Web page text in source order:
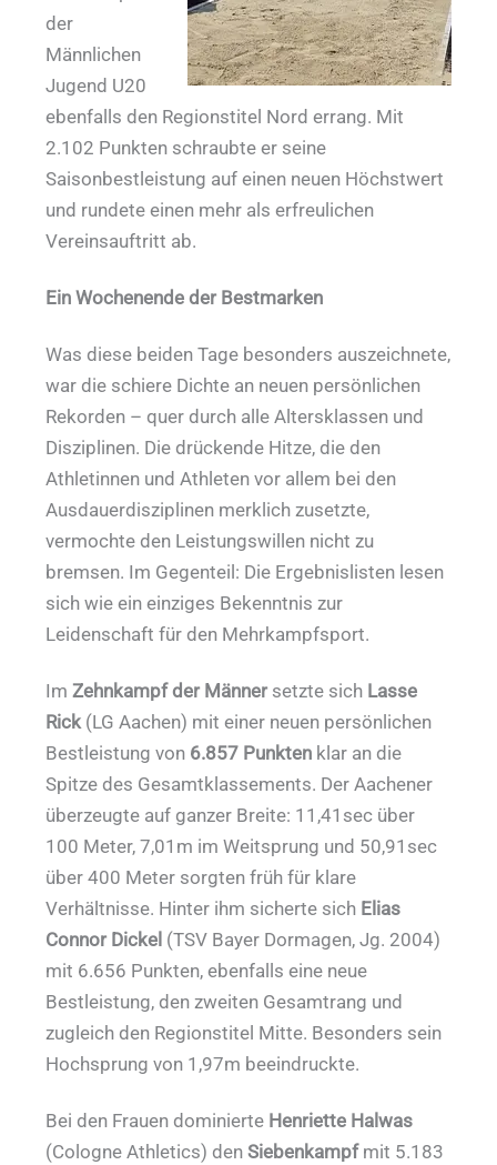
der
Männlichen
Jugend U20
ebenfalls den Regionstitel Nord errang. Mit
2.102 Punkten schraubte er seine
Saisonbestleistung auf einen neuen Höchstwert
und rundete einen mehr als erfreulichen
Vereinsauftritt ab.
Ein Wochenende der Bestmarken
Was diese beiden Tage besonders auszeichnete,
war die schiere Dichte an neuen persönlichen
Rekorden – quer durch alle Altersklassen und
Disziplinen. Die drückende Hitze, die den
Athletinnen und Athleten vor allem bei den
Ausdauerdisziplinen merklich zusetzte,
vermochte den Leistungswillen nicht zu
bremsen. Im Gegenteil: Die Ergebnislisten lesen
sich wie ein einziges Bekenntnis zur
Leidenschaft für den Mehrkampfsport.
ImZehnkampf der Männersetzte sich Lasse
Rick(LG Aachen) mit einer neuen persönlichen
Bestleistung von 6.857 Punkten klar an die
Spitze des Gesamtklassements. Der Aachener
überzeugte auf ganzer Breite: 11,41sec über
100 Meter, 7,01m im Weitsprung und 50,91sec
über 400 Meter sorgten früh für klare
Verhältnisse. Hinter ihm sicherte sich Elias
Connor Dickel (TSV Bayer Dormagen, Jg. 2004)
mit 6.656 Punkten, ebenfalls eine neue
Bestleistung, den zweiten Gesamtrang und
zugleich den Regionstitel Mitte. Besonders sein
Hochsprung von 1,97m beeindruckte.
Bei den Frauen dominierte Henriette Halwas
(Cologne Athletics) denSiebenkampfmit 5.183